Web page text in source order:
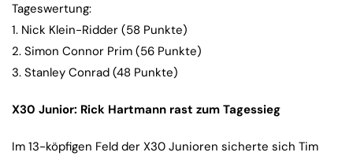
Tageswertung:
1. Nick Klein-Ridder (58 Punkte)
2. Simon Connor Prim (56 Punkte)
3. Stanley Conrad (48 Punkte)
X30 Junior: Rick Hartmann rast zum Tagessieg
Im 13-köpfigen Feld der X30 Junioren sicherte sich Tim